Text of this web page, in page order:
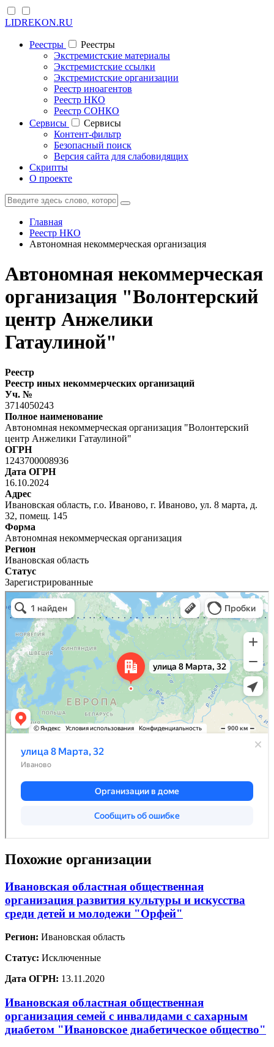
LIDREKON.RU
Реестры
Реестры
Экстремистские материалы
Экстремистские ссылки
Экстремистские организации
Реестр иноагентов
Реестр НКО
Реестр СОНКО
Cервисы
Cервисы
Контент-фильтр
Безопасный поиск
Версия сайта для слабовидящих
Скрипты
О проекте
Главная
Реестр НКО
Автономная некоммерческая организация
Автономная некоммерческая
организация "Волонтерский
центр Анжелики
Гатаулиной"
Реестр
Реестр иных некоммерческих организаций
Уч. №
3714050243
Полное наименование
Автономная некоммерческая организация "Волонтерский
центр Анжелики Гатаулиной"
ОГРН
1243700008936
Дата ОГРН
16.10.2024
Адрес
Ивановская область, г.о. Иваново, г. Иваново, ул. 8 марта, д.
32, помещ. 145
Форма
Автономная некоммерческая организация
Регион
Ивановская область
Статус
Зарегистрированные
Похожие организации
Ивановская областная общественная
организация развития культуры и искусства
среди детей и молодежи "Орфей"
Регион: Ивановская область
Статус: Исключенные
Дата ОГРН: 13.11.2020
Ивановская областная общественная
организация семей с инвалидами с сахарным
диабетом "Ивановское диабетическое общество"